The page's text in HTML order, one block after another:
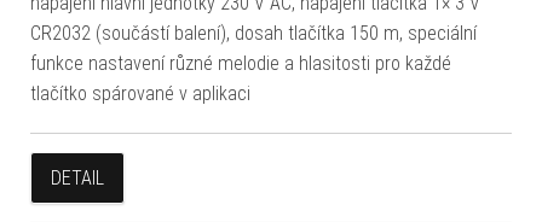
CR2032 (součástí balení), dosah tlačítka 150 m, speciální
funkce nastavení různé melodie a hlasitosti pro každé
tlačítko spárované v aplikaci
DETAIL